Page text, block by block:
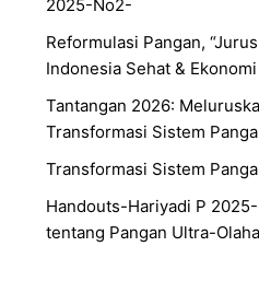
2025-No2-
Reformulasi Pangan,
Indonesia Sehat &
Tantangan 2026:
Transformasi Sistem
Transformasi Sistem
Handouts-Hariyadi P
tentang Pangan Ultra-